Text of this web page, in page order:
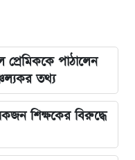
পাঠালেন
তথ্য
শিক্ষকের বিরুদ্ধে